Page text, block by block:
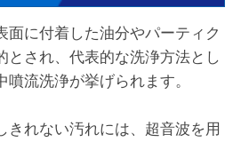
面に付着した油分やパーティク
とされ、代表的な洗浄方法とし
流洗浄が挙げられます。
きれない汚れには、超音波を用